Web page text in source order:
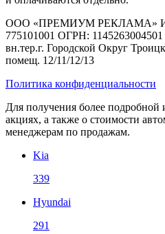
ООО «ПРЕМИУМ РЕКЛАМА»
775101001 ОГРН:
вн.тер.г. Городской Округ
помещ. 12/11/12/13
Политика конфиденциальности
Для получения более
акциях, а также о стоимости
менеджерам по продажам.
Kia
339
Hyundai
291